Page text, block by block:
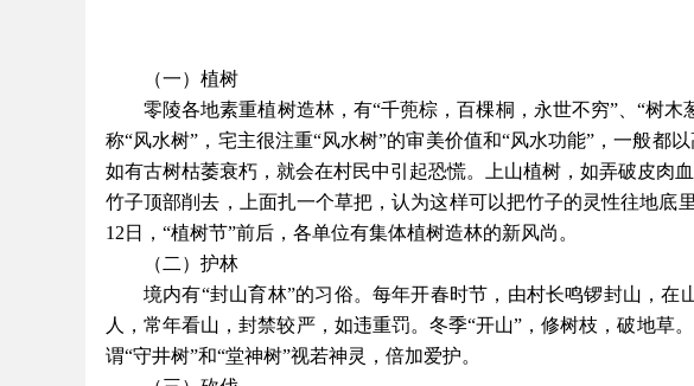
（一）植树
零陵各地素重植树造林，有“千蔸棕，百棵桐，永世不穷”、“树
称“风水树”，宅主很注重“风水树”的审美价值和“风水功能”，一般都
如有古树枯萎衰朽，就会在村民中引起恐慌。上山植树，如弄破皮肉
竹子顶部削去，上面扎一个草把，认为这样可以把竹子的灵性往地底
12日，“植树节”前后，各单位有集体植树造林的新风尚。
（二）护林
境内有“封山育林”的习俗。每年开春时节，由村长鸣锣封山，
人，常年看山，封禁较严，如违重罚。冬季“开山”，修树枝，破地草
谓“守井树”和“堂神树”视若神灵，倍加爱护。